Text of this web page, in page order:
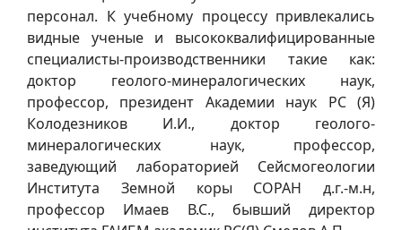
персонал. К учебному процессу привлекались
видные ученые и высококвалифицированные
специалисты-производственники такие как:
доктор геолого-минералогических наук,
профессор, президент Академии наук РС (Я)
Колодезников И.И., доктор геолого-
минералогических наук, профессор,
заведующий лабораторией Сейсмогеологии
Института Земной коры СОРАН д.г.-м.н,
профессор Имаев В.С., бывший директор